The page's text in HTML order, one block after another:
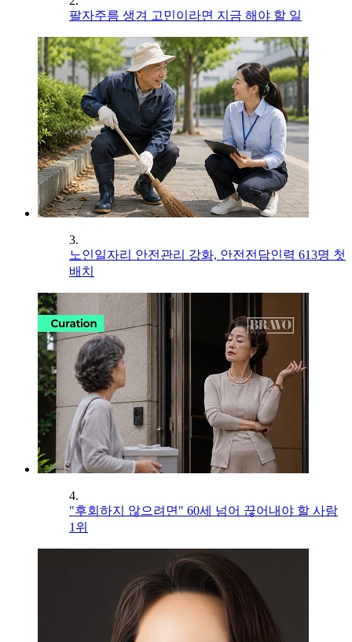
팔자주름 생겨 고민이라면 지금 해야 할 일
3.
노인일자리 안전관리 강화, 안전전담인력 613명 첫
배치
4.
"후회하지 않으려면" 60세 넘어 끊어내야 할 사람
1위